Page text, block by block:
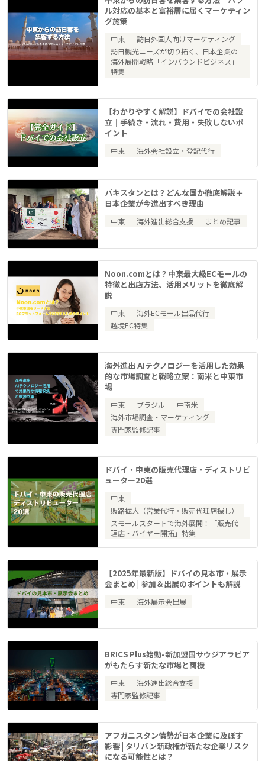
ル対応の基本と富裕層に届くマーケティン
グ施策
中東
訪日外国人向けマーケティング
訪日観光ニーズが切り拓く、日本企業の
海外展開戦略「インバウンドビジネス」
特集
【わかりやすく解説】ドバイでの会社設
立｜手続き・流れ・費用・失敗しないポ
イント
中東 海外会社設立・登記代行
パキスタンとは？どんな国か徹底解説＋
日本企業が今進出すべき理由
中東 海外進出総合支援 まとめ記事
Noon.comとは？中東最大級ECモールの
特徴と出店方法、活用メリットを徹底解
説
中東
海外ECモール出品代行
越境EC特集
海外進出 AIテクノロジーを活用した効果
的な市場調査と戦略立案：南米と中東市
場
中東 ブラジル
中南米
海外市場調査・マーケティング
専門家監修記事
ドバイ・中東の販売代理店・ディストリビ
ューター20選
中東
販路拡大（営業代行・販売代理店探し）
スモールスタートで海外展開！「販売代
理店・バイヤー開拓」特集
【2025年最新版】ドバイの見本市・展示
会まとめ | 参加＆出展のポイントも解説
中東 海外展示会出展
BRICS Plus始動-新加盟国サウジアラビア
がもたらす新たな市場と商機
中東
海外進出総合支援
専門家監修記事
アフガニスタン情勢が日本企業に及ぼす
影響 | タリバン新政権が新たな企業リスク
になる可能性とは？